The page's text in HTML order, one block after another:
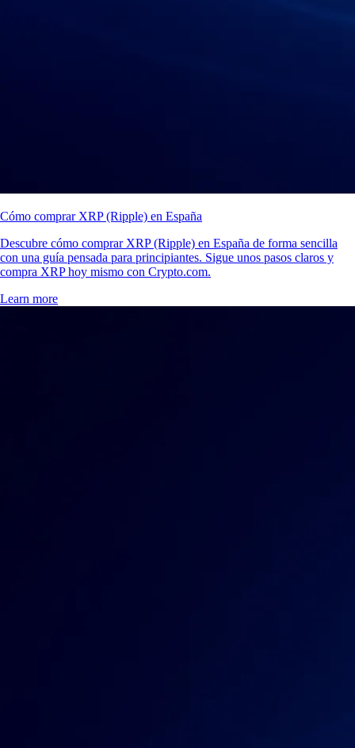
Cómo comprar XRP (Ripple) en España
Descubre cómo comprar XRP (Ripple) en España de forma sencilla
con una guía pensada para principiantes. Sigue unos pasos claros y
compra XRP hoy mismo con Crypto.com.
Learn more